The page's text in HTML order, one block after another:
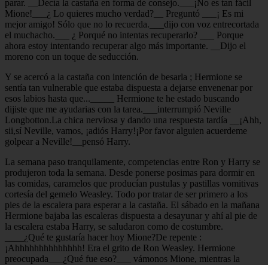
parar. __Decía la castaña en forma de consejo.___¡No es tan fácil
Mione!___¿ Lo quieres mucho verdad?__ Preguntó ___¡ Es mi
mejor amigo! Sólo que no lo recuerda.___dijo con voz entrecortada
el muchacho.___ ¿ Porqué no intentas recuperarlo? ___ Porque
ahora estoy intentando recuperar algo más importante. __Dijo el
moreno con un toque de seducción.
Y se acercó a la castaña con intención de besarla ; Hermione se
sentía tan vulnerable que estaba dispuesta a dejarse envenenar por
esos labios hasta que..._____ Hermione te he estado buscando
dijiste que me ayudarias con la tarea.___interrumpió Neville
Longbotton.La chica nerviosa y dando una respuesta tardía __¡Ahh,
sii,sí Neville, vamos, ¡adiós Harry!¡Por favor alguien acuerdeme
golpear a Neville!__pensó Harry.
La semana paso tranquilamente, competencias entre Ron y Harry se
produjeron toda la semana. Desde ponerse posimas para dormir en
las comidas, caramelos que producían pustulas y pastillas vomitivas
cortesía del gemelo Weasley. Todo por tratar de ser primero a los
pies de la escalera para esperar a la castaña. El sábado en la mañana
Hermione bajaba las escaleras dispuesta a desayunar y ahí al pie de
la escalera estaba Harry, se saludaron como de costumbre.
____¿Qué te gustaría hacer hoy Mione?De repente :
¡Ahhhhhhhhhhhhhh! Era el grito de Ron Weasley. Hermione
preocupada___¿Qué fue eso?___ vámonos Mione, mientras la